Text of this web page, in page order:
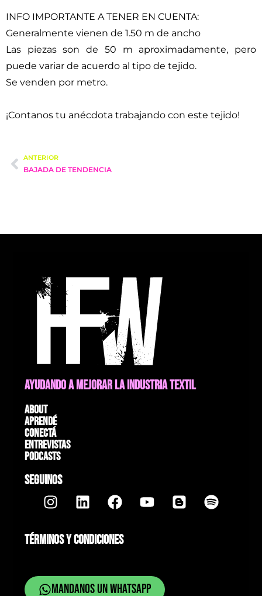
INFO IMPORTANTE A TENER EN CUENTA:
Generalmente vienen de 1.50 m de ancho
Las piezas son de 50 m aproximadamente, pero
puede variar de acuerdo al tipo de tejido.
Se venden por metro.
¡Contanos tu anécdota trabajando con este tejido!
ANTERIOR
BAJADA DE TENDENCIA
AYUDANDO A MEJORAR LA INDUSTRIA TEXTIL
About
Aprendé
Conectá
Entrevistas
Podcasts
SEGUINOS
TÉRMINOS Y CONDICIONES
Mandanos un whatsapp